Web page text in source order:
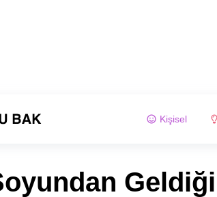
Kişisel